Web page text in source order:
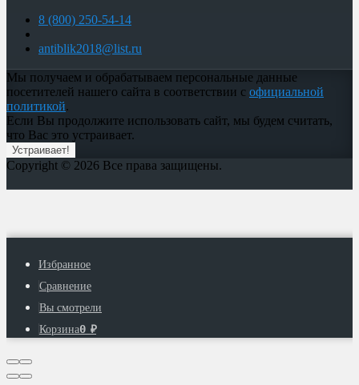
8 (800) 250-54-14
antiblik2018@list.ru
Мы получаем и обрабатываем персональные данные
посетителей нашего сайта в соответствии с официальной
политикой.
Если Вы продолжите использовать сайт, мы будем считать,
что Вас это устраивает.
Устраивает!
Copyright © 2026 Все права защищены.
Избранное
Сравнение
Вы смотрели
Корзина0 ₽